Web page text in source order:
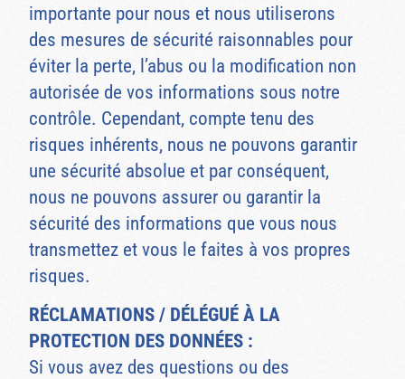
importante pour nous et nous utiliserons
des mesures de sécurité raisonnables pour
éviter la perte, l’abus ou la modification non
autorisée de vos informations sous notre
contrôle. Cependant, compte tenu des
risques inhérents, nous ne pouvons garantir
une sécurité absolue et par conséquent,
nous ne pouvons assurer ou garantir la
sécurité des informations que vous nous
transmettez et vous le faites à vos propres
risques.
RÉCLAMATIONS / DÉLÉGUÉ À LA
PROTECTION DES DONNÉES :
Si vous avez des questions ou des